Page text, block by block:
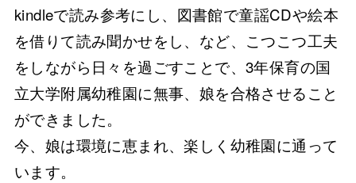
kindleで読み参考にし、図書館で童謡CDや絵本
を借りて読み聞かせをし、など、こつこつ工夫
をしながら日々を過ごすことで、3年保育の国
立大学附属幼稚園に無事、娘を合格させること
ができました。
今、娘は環境に恵まれ、楽しく幼稚園に通って
います。